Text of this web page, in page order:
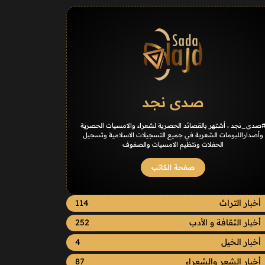
صدى نجد
#صدى_نجد ، أشتهر بالقصائد الحصرية لشعراء والامسيات الحصرية
وأصداراللبومات الشعرية في جميع التسجيلات الاسلامية وتسجيل
الحفلات ونتظيم الامسيات والصفوف
صفحة الكاتب
أخبار التراث
114
أخبار الثقافة و الأدب
252
أخبار الخيل
4
أخبار الشعر والشعراء
87